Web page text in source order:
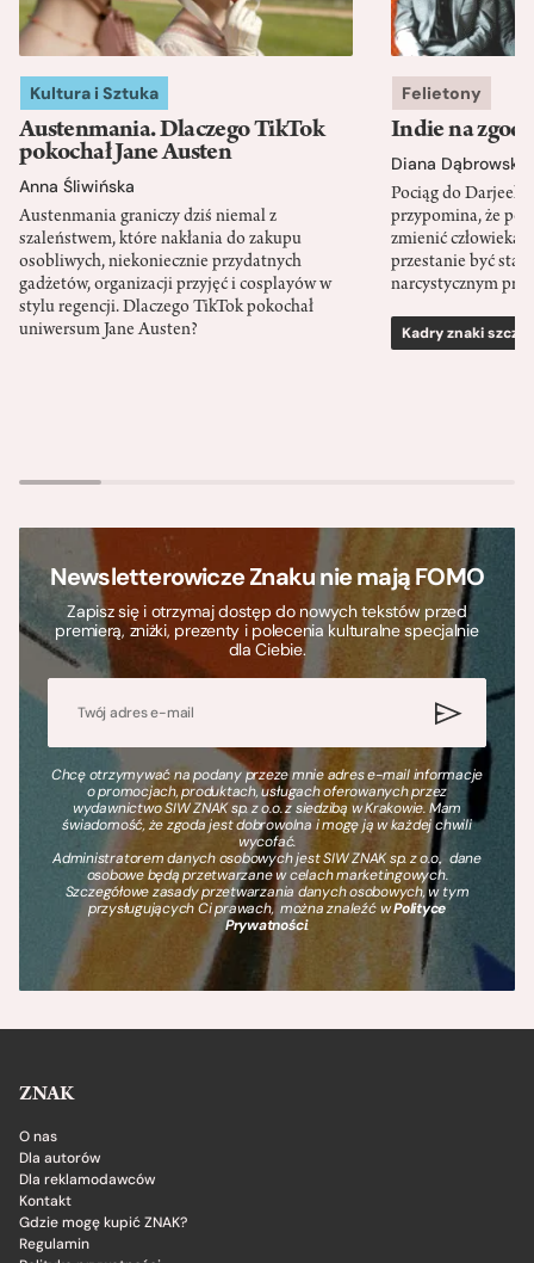
Kultura i Sztuka
Austenmania. Dlaczego TikTok
pokochał Jane Austen
Anna Śliwińska
Austenmania graniczy dziś niemal z
szaleństwem, które nakłania do zakupu
osobliwych, niekoniecznie przydatnych
gadżetów, organizacji przyjęć i cosplayów w
stylu regencji. Dlaczego TikTok pokochał
uniwersum Jane Austen?
Felietony
Indie na
Diana Dąbrowska
Pociąg do
przypomina, że
zmienić człowieka
przestanie być
narcystycznym
Kadry znaki
Newsletterowicze Znaku nie mają FOMO
Zapisz się i otrzymaj dostęp do nowych tekstów przed
premierą, zniżki, prezenty i polecenia kulturalne specjalnie
dla Ciebie.
Chcę otrzymywać na podany przeze mnie adres e-mail informacje
o promocjach, produktach, usługach oferowanych przez
wydawnictwo SIW ZNAK sp. z o.o. z siedzibą w Krakowie. Mam
świadomość, że zgoda jest dobrowolna i mogę ją w każdej chwili
wycofać.
Administratorem danych osobowych jest SIW ZNAK sp. z o.o., dane
osobowe będą przetwarzane w celach marketingowych.
Szczegółowe zasady przetwarzania danych osobowych, w tym
przysługujących Ci prawach, można znaleźć wPolityce
Prywatności.
ZNAK
O nas
Dla autorów
Dla reklamodawców
Kontakt
Gdzie mogę kupić ZNAK?
Regulamin